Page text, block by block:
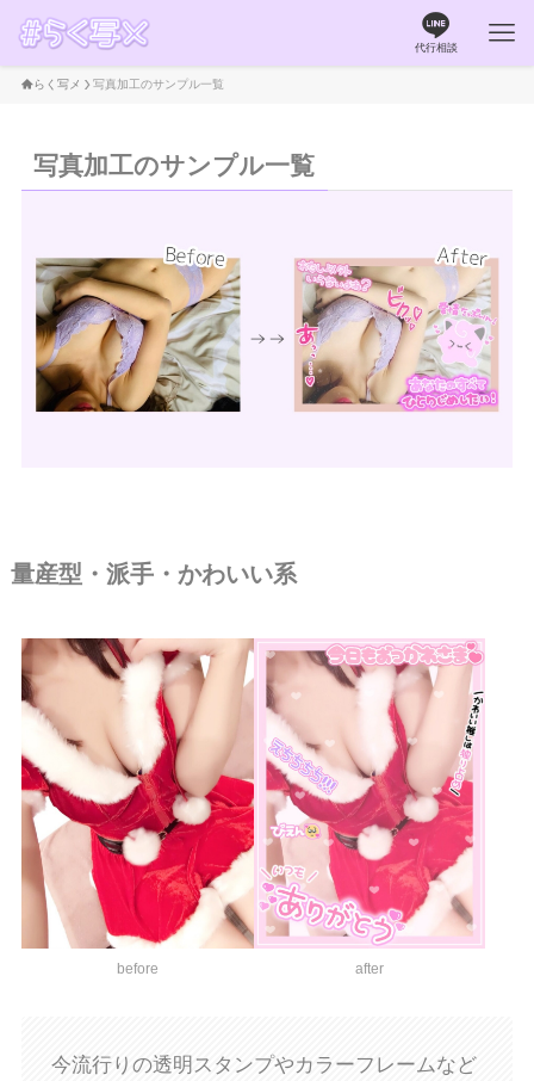
代行相談
らく写メ 写真加工のサンプル一覧
写真加工のサンプル一覧
量産型・派手・かわいい系
before after
今流行りの透明スタンプやカラーフレームなど